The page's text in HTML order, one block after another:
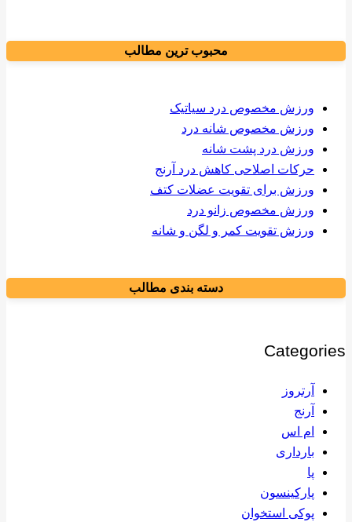
محبوب ترین مطالب
ورزش مخصوص درد سیاتیک
ورزش مخصوص شانه درد
ورزش درد پشت شانه
حرکات اصلاحی کاهش درد آرنج
ورزش برای تقویت عضلات کتف
ورزش مخصوص زانو درد
ورزش تقویت کمر و لگن و شانه
دسته بندی مطالب
Categories
آرتروز
آرنج
ام اس
بارداری
پا
پارکینسون
پوکی استخوان